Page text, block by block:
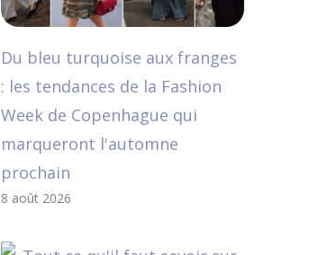
Du bleu turquoise aux franges
: les tendances de la Fashion
Week de Copenhague qui
marqueront l'automne
prochain
8 août 2026